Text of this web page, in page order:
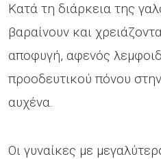
Κατά τη διάρκεια της
βαραίνουν και
αποφυγή, αφενός
προοδευτικού πόνου
αυχένα.
Οι γυναίκες με